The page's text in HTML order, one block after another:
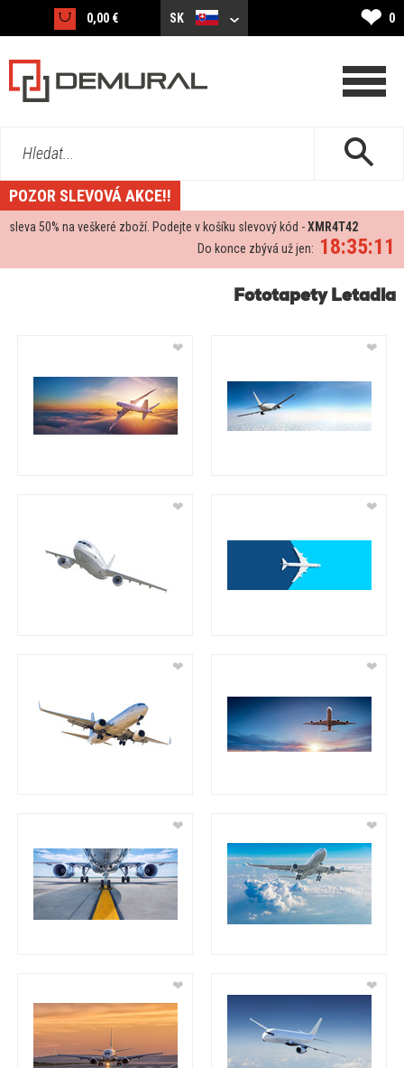
0,00 € SK ❤ 0
Hledat...
POZOR SLEVOVÁ AKCE!!
sleva 50% na veškeré zboží. Podejte v košíku slevový kód -XMR4T42
18:35:10
Do konce zbývá už jen:
Fototapety Letadla
❤ ❤
❤ ❤
❤ ❤
❤ ❤
❤ ❤